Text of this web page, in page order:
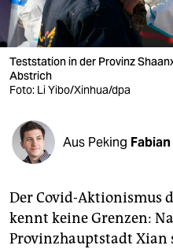
verlag
verlag
veranstaltungen
fragen & hilfe
abo
genossenschaft
Teststation in der Provinz
Abstrich
Foto: Li Yibo/Xinhua/dpa
Aus Peking
Der Covid-Aktionismus
kennt keine Grenzen:
Provinzhauptstadt Xian